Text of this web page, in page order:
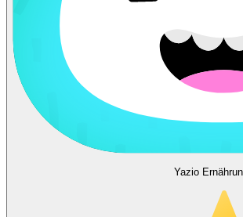
Yazio